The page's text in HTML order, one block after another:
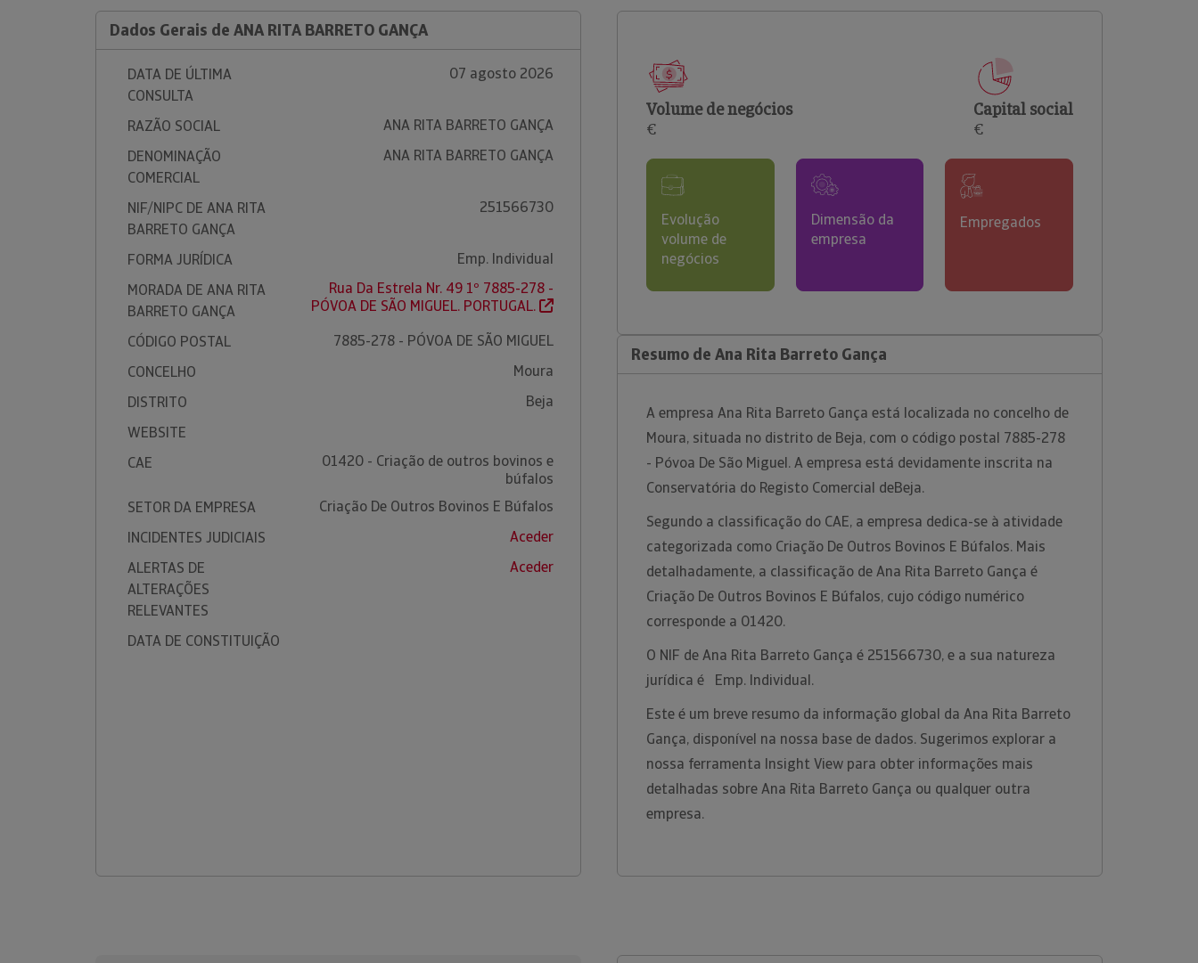
comerciais e analisar o risco de incumprimento dos
Dados Gerais de ANA RITA BARRETO GANÇA
DATA DE ÚLTIMA
CONSULTA
07 agosto 2026
RAZÃO SOCIAL
ANA RITA BARRETO GANÇA
DENOMINAÇÃO
COMERCIAL
ANA RITA BARRETO GANÇA
NIF/NIPC DE ANA RITA
BARRETO GANÇA
251566730
FORMA JURÍDICA
Emp. Individual
MORADA DE ANA RITA
BARRETO GANÇA
Rua Da Estrela Nr. 49 1º 7885-278 -
PÓVOA DE SÃO MIGUEL. PORTUGAL.
CÓDIGO POSTAL
7885-278 - PÓVOA DE SÃO MIGUEL
CONCELHO
Moura
DISTRITO
Beja
WEBSITE
CAE
01420 - Criação de outros bovinos e
búfalos
SETOR DA EMPRESA
Criação De Outros Bovinos E Búfalos
INCIDENTES JUDICIAIS
Aceder
ALERTAS DE
ALTERAÇÕES
RELEVANTES
Aceder
DATA DE CONSTITUIÇÃO
Volume de negócios
€
Capital social
€
Evolução
volume de
negócios
Dimensão da
empresa
Empregados
Resumo de Ana Rita Barreto Gança
A empresa Ana Rita Barreto Gança está localizada no concelho de
Moura, situada no distrito de Beja, com o código postal 7885-278
- Póvoa De São Miguel. A empresa está devidamente inscrita na
Conservatória do Registo Comercial deBeja.
Segundo a classificação do CAE, a empresa dedica-se à atividade
categorizada como Criação De Outros Bovinos E Búfalos. Mais
detalhadamente, a classificação de Ana Rita Barreto Gança é
Criação De Outros Bovinos E Búfalos, cujo código numérico
corresponde a 01420.
O NIF de Ana Rita Barreto Gança é 251566730, e a sua natureza
jurídica é Emp. Individual.
Este é um breve resumo da informação global da Ana Rita Barreto
Gança, disponível na nossa base de dados. Sugerimos explorar a
nossa ferramenta Insight View para obter informações mais
detalhadas sobre Ana Rita Barreto Gança ou qualquer outra
empresa.